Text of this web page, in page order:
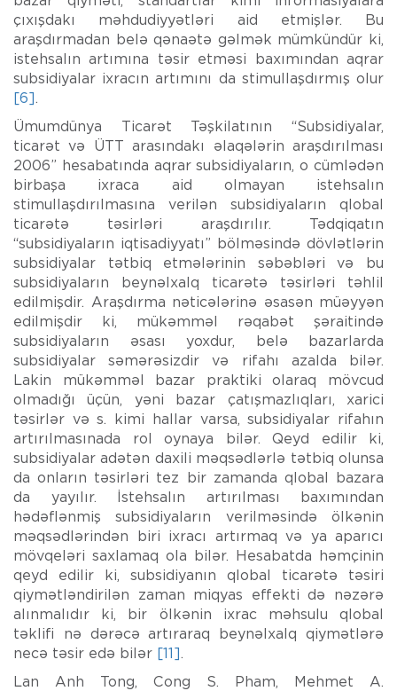
çıxışdakı məhdudiyyətləri aid etmişlər. Bu
araşdırmadan belə qənaətə gəlmək mümkündür ki,
istehsalın artımına təsir etməsi baxımından aqrar
subsidiyalar ixracın artımını da stimullaşdırmış olur
[6].
Ümumdünya Ticarət Təşkilatının “Subsidiyalar,
ticarət və ÜTT arasındakı əlaqələrin araşdırılması
2006” hesabatında aqrar subsidiyaların, o cümlədən
birbaşa ixraca aid olmayan istehsalın
stimullaşdırılmasına verilən subsidiyaların qlobal
ticarətə təsirləri araşdırılır. Tədqiqatın
“subsidiyaların iqtisadiyyatı” bölməsində dövlətlərin
subsidiyalar tətbiq etmələrinin səbəbləri və bu
subsidiyaların beynəlxalq ticarətə təsirləri təhlil
edilmişdir. Araşdırma nəticələrinə əsasən müəyyən
edilmişdir ki, mükəmməl rəqabət şəraitində
subsidiyaların əsası yoxdur, belə bazarlarda
subsidiyalar səmərəsizdir və rifahı azalda bilər.
Lakin mükəmməl bazar praktiki olaraq mövcud
olmadığı üçün, yəni bazar çatışmazlıqları, xarici
təsirlər və s. kimi hallar varsa, subsidiyalar rifahın
artırılmasınada rol oynaya bilər. Qeyd edilir ki,
subsidiyalar adətən daxili məqsədlərlə tətbiq olunsa
da onların təsirləri tez bir zamanda qlobal bazara
da yayılır. İstehsalın artırılması baxımından
hədəflənmiş subsidiyaların verilməsində ölkənin
məqsədlərindən biri ixracı artırmaq və ya aparıcı
mövqeləri saxlamaq ola bilər. Hesabatda həmçinin
qeyd edilir ki, subsidiyanın qlobal ticarətə təsiri
qiymətləndirilən zaman miqyas effekti də nəzərə
alınmalıdır ki, bir ölkənin ixrac məhsulu qlobal
təklifi nə dərəcə artıraraq beynəlxalq qiymətlərə
necə təsir edə bilər [11].
Lan Anh Tong, Cong S. Pham, Mehmet A.